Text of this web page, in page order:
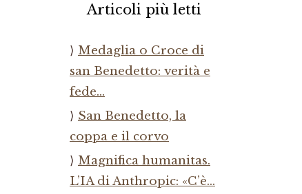
Articoli più letti
Medaglia o Croce di
san Benedetto: verità e
fede…
San Benedetto, la
coppa e il corvo
Magnifica humanitas.
L’IA di Anthropic: «C’è…